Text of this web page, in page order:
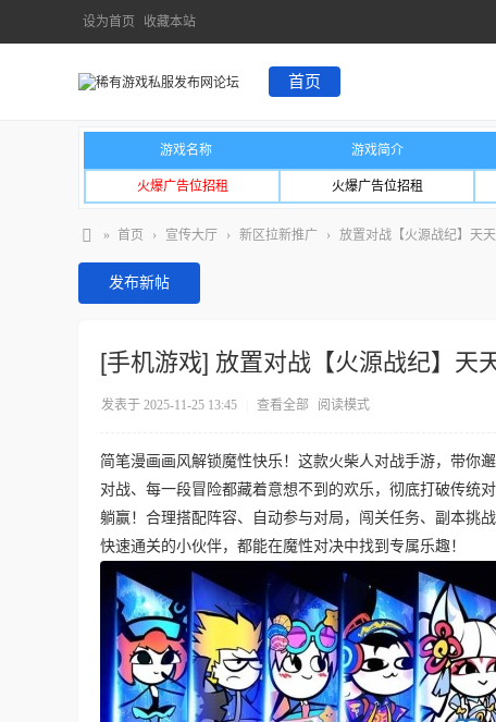
设为首页 收藏本站
首页
游戏名称 游戏简介
火爆广告位招租 火爆广告位招租
» 首页 › 宣传大厅 › 新区拉新推广 › 放置对战【火源战纪】天
发布新帖
[手机游戏] 放置对战【火源战纪】天
发表于 2025-11-25 13:45 查看全部 阅读模式
简笔漫画画风解锁魔性快乐！这款火柴人对战手游，带
对战、每一段冒险都藏着意想不到的欢乐，彻底打破传统
躺赢！合理搭配阵容、自动参与对局，闯关任务、副本挑
快速通关的小伙伴，都能在魔性对决中找到专属乐趣！